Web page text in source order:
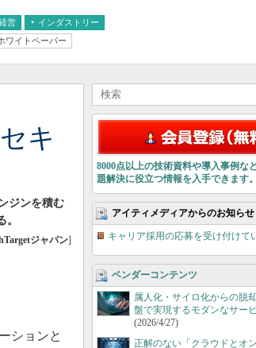
営 インダストリー
ワイトペーパー
キ
ジンを積む
ジャパン]
ションと
8000点以上の技術資料や導入事例な
題解決に役立つ情報を入手できます。
アイティメディアからのお知らせ
キャリア採用の応募を受け付けて
ベンダーコンテンツ
属人化・サイロ化からの脱
盤で実現するモダンなサー
(2026/4/27)
正解のない「クラウドとオ